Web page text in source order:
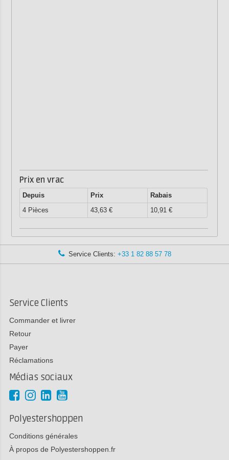
Prix en vrac
Depuis Prix
Rabais
4 Pièces
43,63 € 10,91 €
Service Clients: +33 1 82 88 57 78
Service Clients
Commander et livrer
Retour
Payer
Réclamations
Médias sociaux
Polyestershoppen
Conditions générales
À propos de Polyestershoppen.fr